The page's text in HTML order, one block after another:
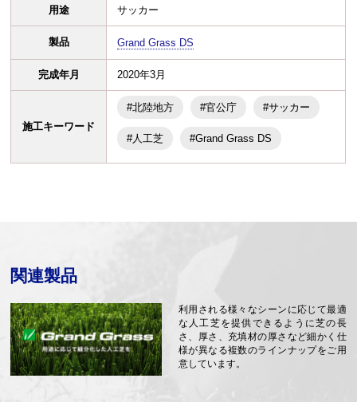
用途 サッカー
製品 Grand Grass DS
完成年月 2020年3月
施工キーワード
#北陸地方 #官公庁 #サッカー
#人工芝 #Grand Grass DS
関連製品
利用される様々なシーンに応じて最適
な人工芝を提供できるように芝の長
さ、厚さ、充填材の厚さなど細かく仕
様が異なる複数のラインナップをご用
意しています。